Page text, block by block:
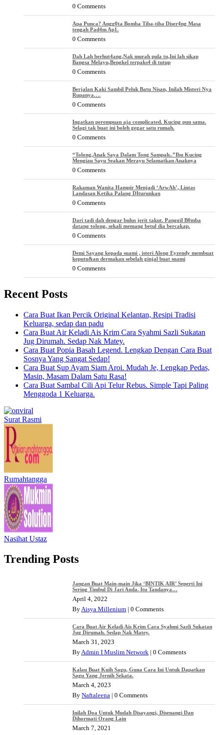
0 Comments
Apa Punca? Angg0ta Bomba Tiba-tiba Diser4ng Masa
tengah Pad4m Ap1.
0 Comments
Dah Lah berhut4ang,Nak murah pula tu,Ini lah sikap
Bangsa Melayu,Bengkel terpaks4 di tutup
0 Comments
Berjalan Kaki Sambil Peluk Batu Nisan, Inilah Misteri Nya
Rupanya….
0 Comments
Ingatkan perempuan aja complicated. Kucing pun sama.
Selagi tak buat ini boleh gegar satu rumah.
0 Comments
“Tolong,Anak Saya Dalam Tong Sampah..”Ibu Kucing
Mengiau Sayu Seakan Merayu Selamatkan Anaknya
0 Comments
Rakaman Wanita Hampir Menjadi ‘ArwAh’, Lintas
Landasan Ketika Palang DIturunkan
0 Comments
Dari tadi dah dengar bulus jerit takut. Panggil B0mba
datang tolong, sekali memang betul dia bercakap.
0 Comments
Demi Sayang kepada suami , isteri Along Eyzendy membuat
keputu&an dermakan sebelah ginjal buat suami
0 Comments
Recent Posts
Cara Buat Ikan Percik Original Kelantan, Resipi Tradisi
Keluarga, sedap dan padu
Cara Buat Air Keladi Ais Krim Cara Syahmi Sazli Sukatan
Jug Dirumah. Sedap Nak Matey.
Cara Buat Popia Basah Legend. Lengkap Dengan Cara Buat
Sosnya Yang Sangat Sedap!
Cara Buat Sup Ayam Siam Aroi. Mudah Je, Lengkap Pedas,
Masin, Masam Dalam Satu Rasa!
Cara Buat Sambal Cili Api Telur Rebus. Simple Tapi Paling
Menggoda 1 Keluarga.
Surat Rasmi
Rumahtangga
Nasihat Ustaz
Trending Posts
Jangan Buat Main-main Jika ‘BINTIK AIR’ Seperti Ini
Sering Timbul Di Jari Anda. Itu Tandanya…
April 4, 2022
ByAisya Millenium | 0 Comments
Cara Buat Air Keladi Ais Krim Cara Syahmi Sazli Sukatan
Jug Dirumah. Sedap Nak Matey.
March 31, 2023
ByAdmin I Muslim Network | 0 Comments
Kalau Buat Kuih Sagu, Guna Cara Ini Untuk Dapatkan
Sagu Yang Jernih Sekata.
March 4, 2023
By Naftaleena | 0 Comments
Inilah Doa Untuk Mudah Disayangi, Disenangi Dan
Dihormati Orang Lain
March 7, 2021